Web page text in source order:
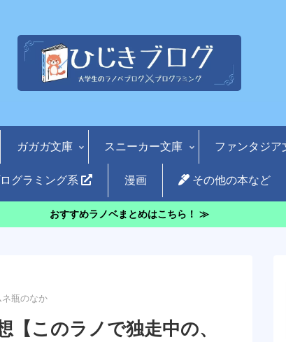
ガガガ文庫 スニーカー文庫 ファンタジア
グラミング系 漫画 その他の本など
おすすめラノベまとめはこちら！ ≫
瓶のなか
このラノで独走中の、